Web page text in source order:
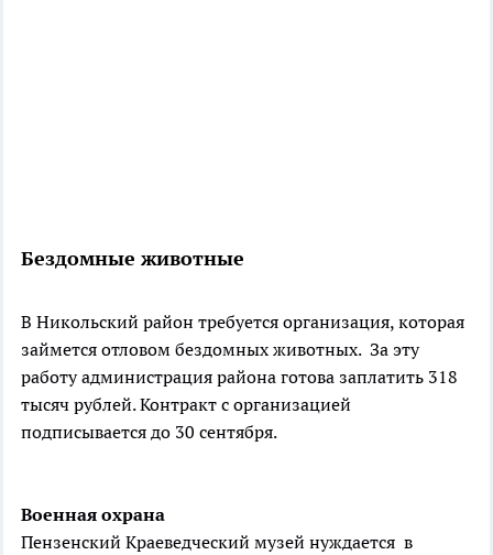
Бездомные животные
В Никольский район требуется организация, которая
займется отловом бездомных животных. За эту
работу администрация района готова заплатить 318
тысяч рублей. Контракт с организацией
подписывается до 30 сентября.
Военная охрана
Пензенский Краеведческий музей нуждается в